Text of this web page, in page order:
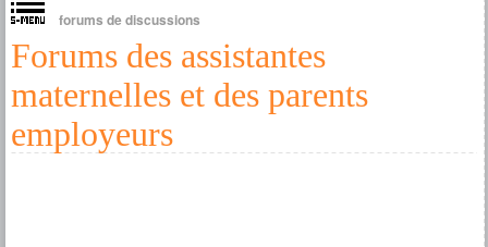
forums de discussions
Forums des assistantes
maternelles et des parents
employeurs